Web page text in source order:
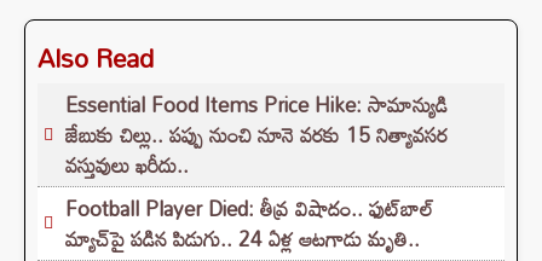
Also Read
Essential Food Items Price Hike: సామాన్యుడి
జేబుకు చిల్లు.. పప్పు నుంచి నూనె వరకు 15 నిత్యావసర
వస్తువులు ఖరీదు..
Football Player Died: తీవ్ర విషాదం.. ఫుట్‌బాల్
మ్యాచ్‌పై పడిన పిడుగు.. 24 ఏళ్ల ఆటగాడు మృతి..